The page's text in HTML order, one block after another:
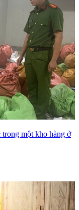
một kho hàng ở